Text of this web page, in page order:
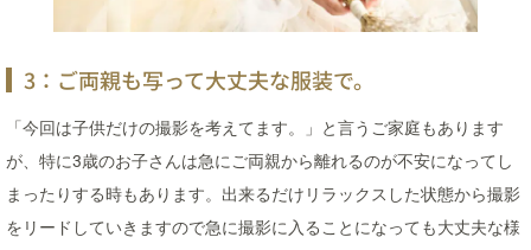
3：ご両親も写って大丈夫な服装で。
「今回は子供だけの撮影を考えてます。」と言うご家庭もあります
が、特に3歳のお子さんは急にご両親から離れるのが不安になってし
まったりする時もあります。出来るだけリラックスした状態から撮影
をリードしていきますので急に撮影に入ることになっても大丈夫な様